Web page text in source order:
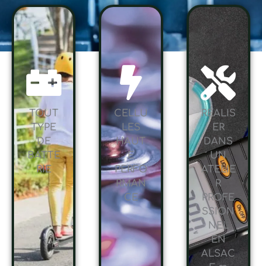
TOUT
TYPE
DE
BATTE
RIE
CELLU
LES
HAUT
E
PERFO
RMAN
CE
RÉALIS
ER
DANS
UN
ATELIE
R
PROFE
SSION
NEL
EN
ALSAC